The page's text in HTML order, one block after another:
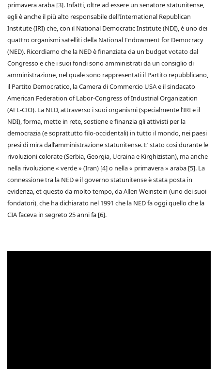
primavera araba [3]. Infatti, oltre ad essere un senatore statunitense,
egli è anche il più alto responsabile dell’International Republican
Institute (IRI) che, con il National Democratic Institute (NDI), è uno dei
quattro organismi satelliti della National Endowment for Democracy
(NED). Ricordiamo che la NED è finanziata da un budget votato dal
Congresso e che i suoi fondi sono amministrati da un consiglio di
amministrazione, nel quale sono rappresentati il Partito repubblicano,
il Partito Democratico, la Camera di Commercio USA e il sindacato
American Federation of Labor-Congress of Industrial Organization
(AFL-CIO). La NED, attraverso i suoi organismi (specialmente l’IRI e il
NDI), forma, mette in rete, sostiene e finanzia gli attivisti per la
democrazia (e soprattutto filo-occidentali) in tutto il mondo, nei paesi
presi di mira dall’amministrazione statunitense. E’ stato così durante le
rivoluzioni colorate (Serbia, Georgia, Ucraina e Kirghizistan), ma anche
nella rivoluzione « verde » (Iran) [4] o nella « primavera » araba [5]. La
connessione tra la NED e il governo statunitense è stata posta in
evidenza, et questo da molto tempo, da Allen Weinstein (uno dei suoi
fondatori), che ha dichiarato nel 1991 che la NED fa oggi quello che la
CIA faceva in segreto 25 anni fa [6].